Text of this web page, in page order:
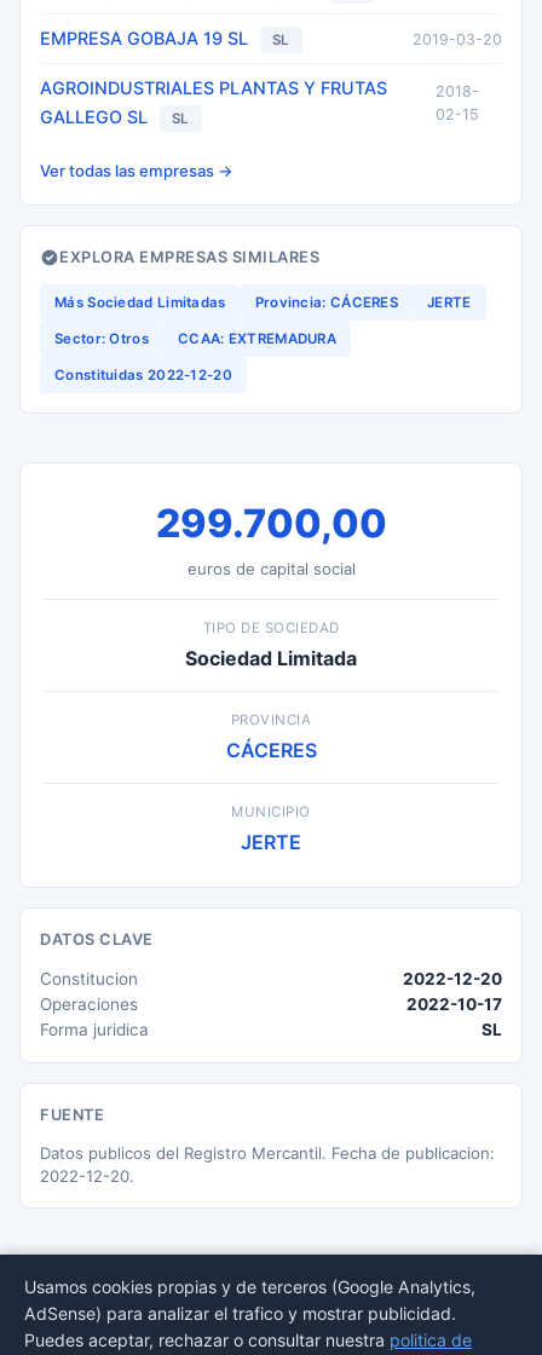
EMPRESA GOBAJA 19 SL SL 2019-03-20
AGROINDUSTRIALES PLANTAS Y FRUTAS
GALLEGO SL
SL
2018-
02-15
Ver todas las empresas →
EXPLORA EMPRESAS SIMILARES
Más Sociedad Limitadas Provincia: CÁCERES JERTE
Sector: Otros CCAA: EXTREMADURA
Constituidas 2022-12-20
299.700,00
euros de capital social
TIPO DE SOCIEDAD
Sociedad Limitada
PROVINCIA
CÁCERES
MUNICIPIO
JERTE
DATOS CLAVE
Constitucion
2022-12-20
Operaciones
2022-10-17
Forma juridica
SL
FUENTE
Datos publicos del Registro Mercantil. Fecha de publicacion:
2022-12-20.
© 2026 BORMEDirectorio — Datos publicos del Registro Mercantil
Usamos cookies propias y de terceros (Google Analytics,
AdSense) para analizar el trafico y mostrar publicidad.
Puedes aceptar, rechazar o consultar nuestra politica de